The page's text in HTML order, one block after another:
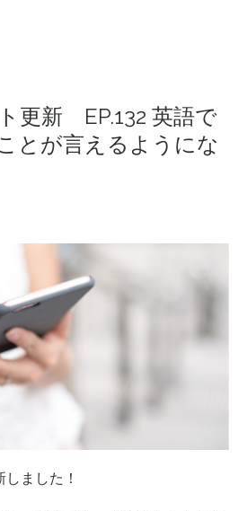
更新 EP.132 英語で
とが言えるようにな
ました！